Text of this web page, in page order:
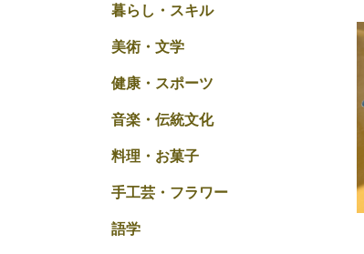
暮らし・スキル
美術・文学
健康・スポーツ
音楽・伝統文化
料理・お菓子
手工芸・フラワー
語学